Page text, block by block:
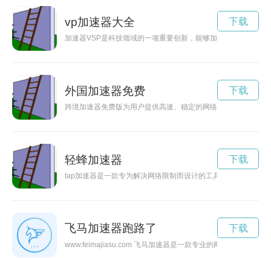
vp加速器大全
加速器VSP是科技领域的一项重要创新，能够加速高能粒子在
下载
外国加速器免费
跨境加速器免费版为用户提供高速、稳定的网络连接，让用户
下载
轻蜂加速器
tap加速器是一款专为解决网络限制而设计的工具，能够帮助用
下载
飞马加速器跑路了
www.feimajiasu.com 飞马加速器是一款专业的网络加速工具，
下载